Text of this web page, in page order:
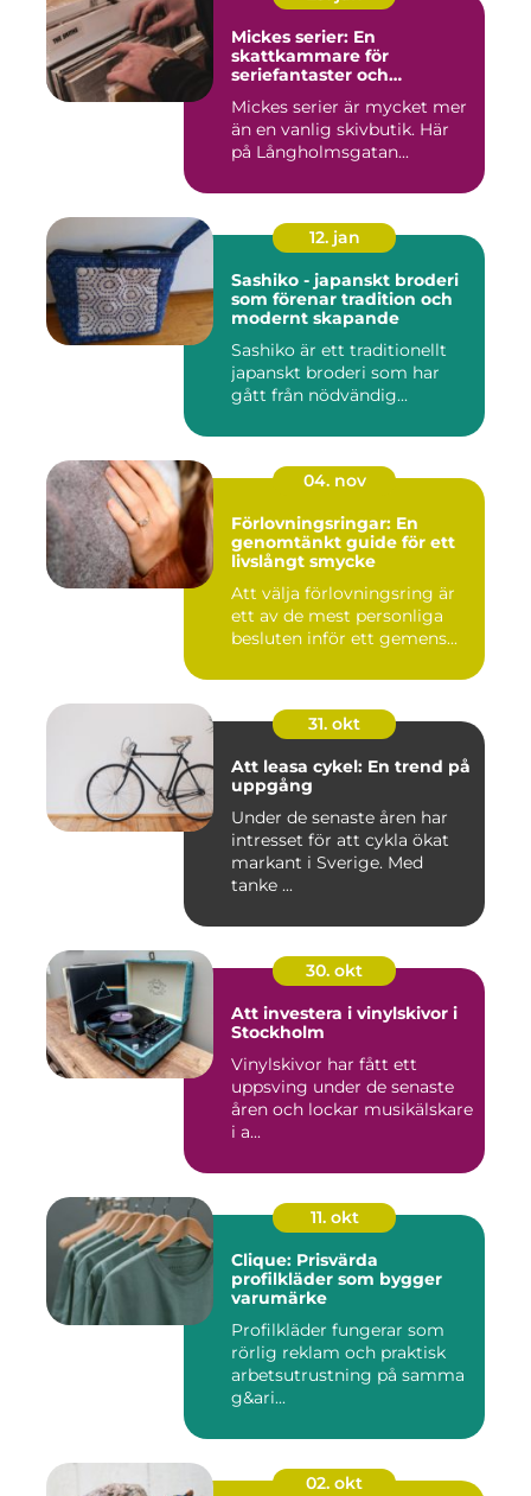
Mickes serier: En
skattkammare för
seriefantaster och
Mickes serier är mycket mer
än en vanlig skivbutik. Här
på Långholmsgatan...
12. jan
Sashiko - japanskt broderi
som förenar tradition och
modernt skapande
Sashiko är ett traditionellt
japanskt broderi som har
gått från nödvändig...
04. nov
Förlovningsringar: En
genomtänkt guide för ett
livslångt smycke
Att välja förlovningsring är
ett av de mest personliga
besluten inför ett gemens...
31. okt
Att leasa cykel: En trend på
uppgång
Under de senaste åren har
intresset för att cykla ökat
markant i Sverige. Med
tanke ...
30. okt
Att investera i vinylskivor i
Stockholm
Vinylskivor har fått ett
uppsving under de senaste
åren och lockar musikälskare
i a...
11. okt
Clique: Prisvärda
profilkläder som bygger
varumärke
Profilkläder fungerar som
rörlig reklam och praktisk
arbetsutrustning på samma
g&ari...
02. okt